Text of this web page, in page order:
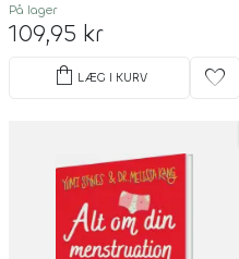
På lager
109,95 kr
shopping_bag LÆG I KURV favorite